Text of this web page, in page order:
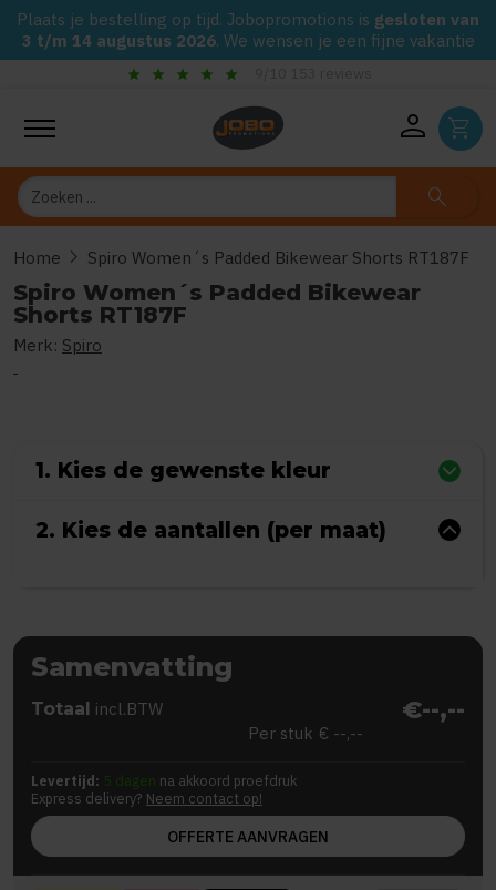
Plaats je bestelling op tijd. Jobopromotions is gesloten van
3 t/m 14 augustus 2026. We wensen je een fijne vakantie
check_circle Gegarandeerd de laagste prijs op alle Jobo's
person shopping_cart
Zoeken search
Home chevron_right Spiro Women´s Padded Bikewear Shorts RT187F
Spiro Women´s Padded Bikewear
Shorts RT187F
Merk: Spiro
1. Kies de gewenste kleur
2. Kies de aantallen (per maat)
Samenvatting
Totaal incl.BTW €--,--
Per stuk € --,--
Levertijd: 5 dagen na akkoord proefdruk
Express delivery? Neem contact op!
OFFERTE AANVRAGEN